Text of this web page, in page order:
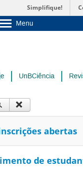
Simplifique!
Menu
Pós-Graduação
Administração
UnBCiência
abertas
de